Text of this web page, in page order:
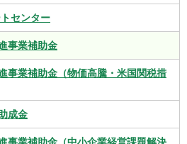
センター
事業補助金
事業補助金（物価高騰・米国関税措
成金
事業補助金（中小企業経営課題解決